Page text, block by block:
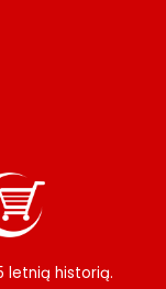
letnią historią.